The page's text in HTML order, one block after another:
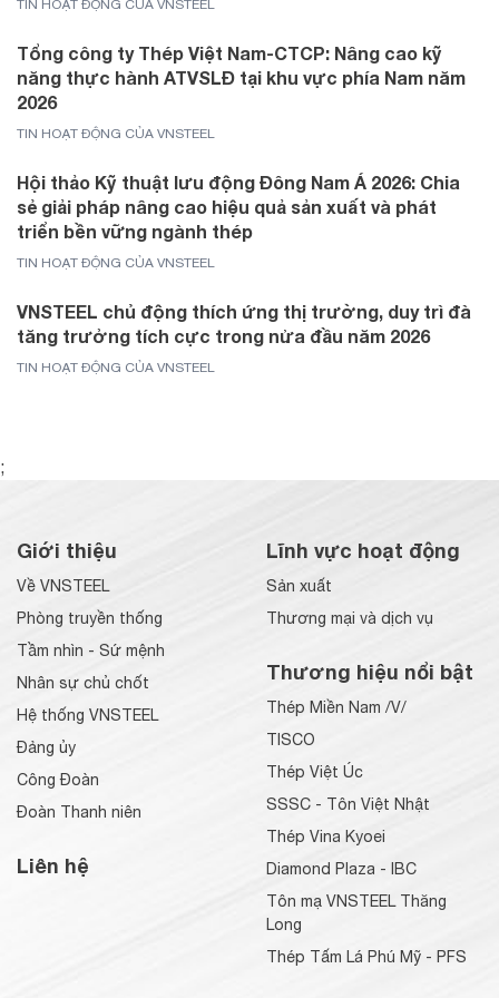
TIN HOẠT ĐỘNG CỦA VNSTEEL
Tổng công ty Thép Việt Nam-CTCP: Nâng cao kỹ
năng thực hành ATVSLĐ tại khu vực phía Nam năm
2026
TIN HOẠT ĐỘNG CỦA VNSTEEL
Hội thảo Kỹ thuật lưu động Đông Nam Á 2026: Chia
sẻ giải pháp nâng cao hiệu quả sản xuất và phát
triển bền vững ngành thép
TIN HOẠT ĐỘNG CỦA VNSTEEL
VNSTEEL chủ động thích ứng thị trường, duy trì đà
tăng trưởng tích cực trong nửa đầu năm 2026
TIN HOẠT ĐỘNG CỦA VNSTEEL
;
Giới thiệu
Về VNSTEEL
Phòng truyền thống
Tầm nhìn - Sứ mệnh
Nhân sự chủ chốt
Hệ thống VNSTEEL
Đảng ủy
Công Đoàn
Đoàn Thanh niên
Liên hệ
Lĩnh vực hoạt động
Sản xuất
Thương mại và dịch vụ
Thương hiệu nổi bật
Thép Miền Nam /V/
TISCO
Thép Việt Úc
SSSC - Tôn Việt Nhật
Thép Vina Kyoei
Diamond Plaza - IBC
Tôn mạ VNSTEEL Thăng
Long
Thép Tấm Lá Phú Mỹ - PFS